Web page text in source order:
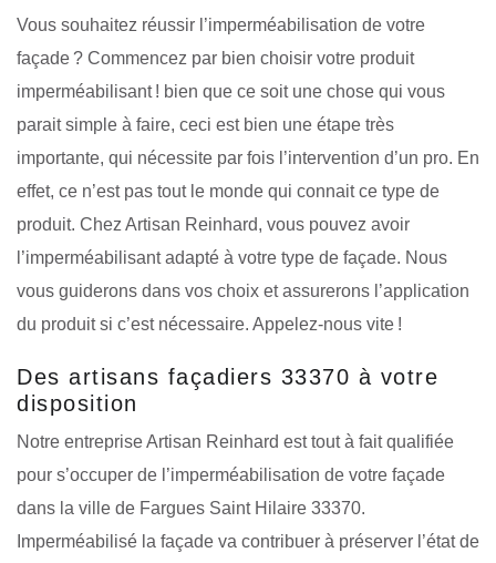
Vous souhaitez réussir l’imperméabilisation de votre
façade ? Commencez par bien choisir votre produit
imperméabilisant ! bien que ce soit une chose qui vous
parait simple à faire, ceci est bien une étape très
importante, qui nécessite par fois l’intervention d’un pro. En
effet, ce n’est pas tout le monde qui connait ce type de
produit. Chez Artisan Reinhard, vous pouvez avoir
l’imperméabilisant adapté à votre type de façade. Nous
vous guiderons dans vos choix et assurerons l’application
du produit si c’est nécessaire. Appelez-nous vite !
Des artisans façadiers 33370 à votre
disposition
Notre entreprise Artisan Reinhard est tout à fait qualifiée
pour s’occuper de l’imperméabilisation de votre façade
dans la ville de Fargues Saint Hilaire 33370.
Imperméabilisé la façade va contribuer à préserver l’état de